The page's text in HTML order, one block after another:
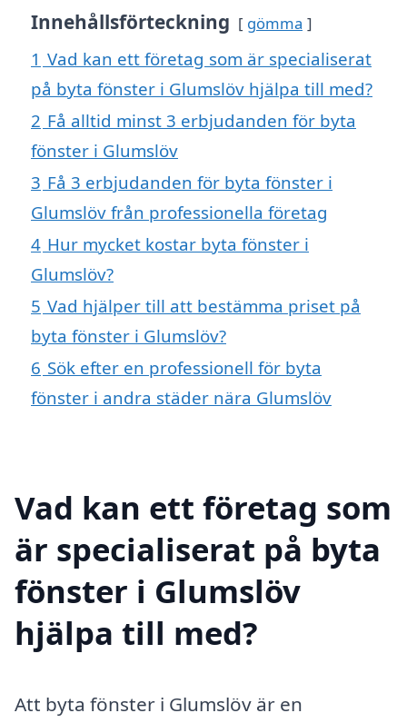
Innehållsförteckning gömma
1 Vad kan ett företag som är specialiserat
på byta fönster i Glumslöv hjälpa till med?
2 Få alltid minst 3 erbjudanden för byta
fönster i Glumslöv
3 Få 3 erbjudanden för byta fönster i
Glumslöv från professionella företag
4 Hur mycket kostar byta fönster i
Glumslöv?
5 Vad hjälper till att bestämma priset på
byta fönster i Glumslöv?
6 Sök efter en professionell för byta
fönster i andra städer nära Glumslöv
Vad kan ett företag som
är specialiserat på byta
fönster i Glumslöv
hjälpa till med?
Att byta fönster i Glumslöv är en